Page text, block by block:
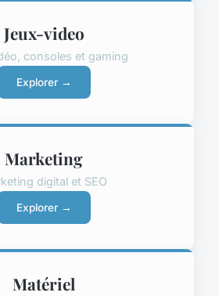
Jeux-video
consoles et gaming
Explorer →
Marketing
digital et SEO
Explorer →
Matériel